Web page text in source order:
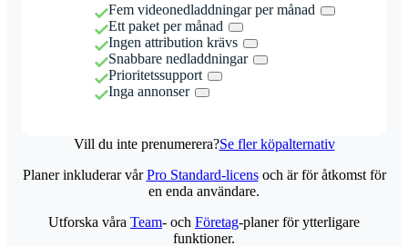
Fem videonedladdningar per månad
Ett paket per månad
Ingen attribution krävs
Snabbare nedladdningar
Prioritetssupport
Inga annonser
Vill du inte prenumerera?Se fler köpalternativ
Planer inkluderar vårPro Standard-licensoch är för åtkomst för
en enda användare.
Utforska våra Team- och Företag-planer för ytterligare
funktioner.